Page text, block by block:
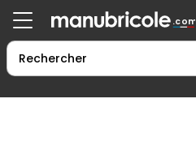
.com